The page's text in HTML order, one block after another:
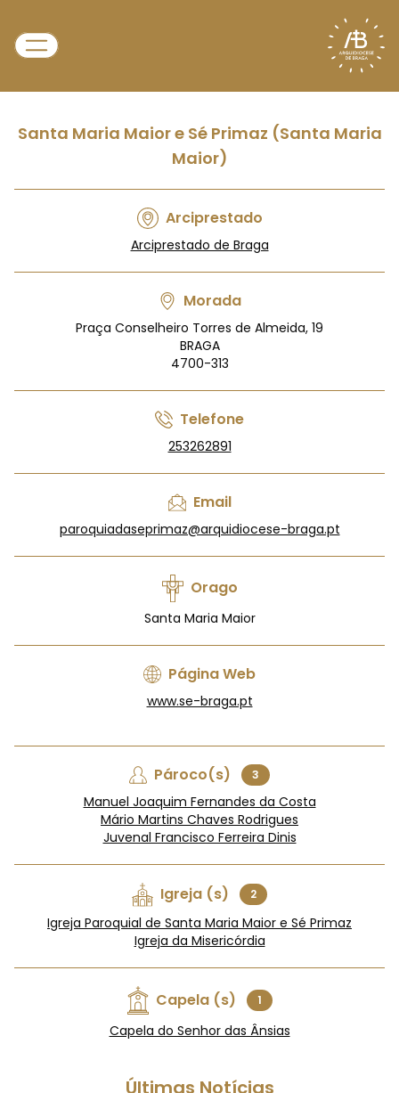
Santa Maria Maior e Sé Primaz (Santa Maria
Maior)
Arciprestado
Arciprestado de Braga
Morada
Praça Conselheiro Torres de Almeida, 19
BRAGA
4700-313
Telefone
253262891
Email
paroquiadaseprimaz@arquidiocese-braga.pt
Orago
Santa Maria Maior
Página Web
www.se-braga.pt
Pároco(s) 3
Manuel Joaquim Fernandes da Costa
Mário Martins Chaves Rodrigues
Juvenal Francisco Ferreira Dinis
Igreja (s) 2
Igreja Paroquial de Santa Maria Maior e Sé Primaz
Igreja da Misericórdia
Capela (s) 1
Capela do Senhor das Ânsias
Últimas Notícias